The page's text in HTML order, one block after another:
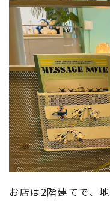
お店は2階建てで、